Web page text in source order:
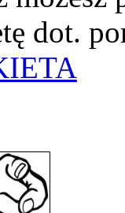
dot.